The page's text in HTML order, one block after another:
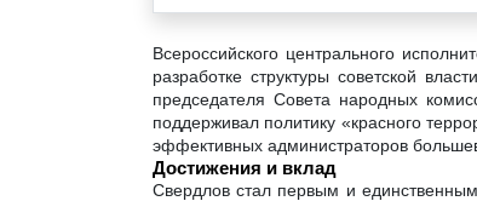
Всероссийского центрального
разработке структуры советской
председателя Совета народных
поддерживал политику «красного
эффективных администраторов
Достижения и вклад
Свердлов стал первым и